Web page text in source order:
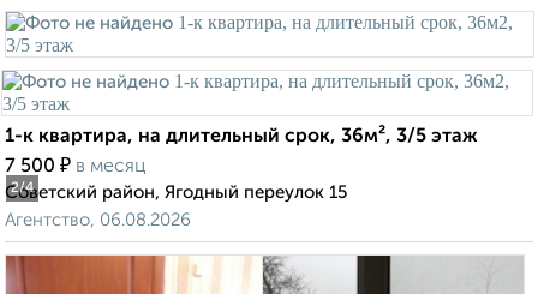
2/4
1-к квартира, на длительный срок, 36м², 3/5 этаж
7 500 ₽ в месяц
Советский район, Ягодный переулок 15
Агентство, 06.08.2026